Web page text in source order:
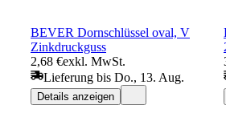
BEVER Dornschlüssel oval, V
Zinkdruckguss
2,68 €exkl. MwSt.
Lieferung bis Do., 13. Aug.
Details anzeigen